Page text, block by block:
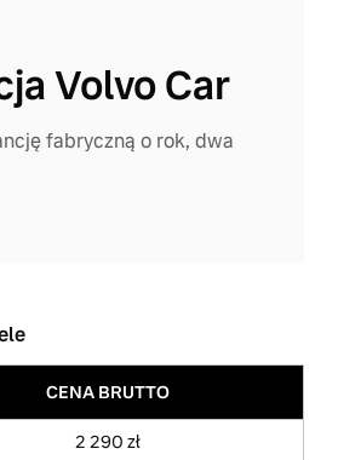
Volvo Car
fabryczną o rok, dwa
CENA BRUTTO
2 290 zł